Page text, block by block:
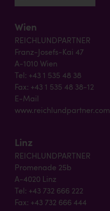
Wien
REICHLUNDPARTNER
Franz-Josefs-Kai 47
A-1010 Wien
Tel: +43 1 535 48 38
Fax: +43 1 535 48 38-12
E-Mail
www.reichlundpartner.com
Linz
REICHLUNDPARTNER
Promenade 25b
A-4020 Linz
Tel: +43 732 666 222
Fax: +43 732 666 444